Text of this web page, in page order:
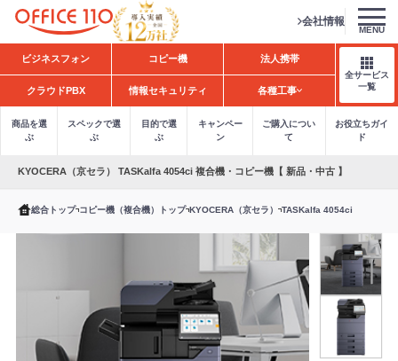
H
o
会社情報
MENU
ビジネスフォン コピー機 法人携帯
クラウドPBX 情報セキュリティ 各種工事
全サービス
一覧
商品を選
ぶ
スペックで選
ぶ
目的で選
ぶ
キャンペー
ン
ご購入につい
て
お役立ちガイ
ド
KYOCERA（京セラ） TASKalfa 4054ci 複合機・コピー機【 新品・中古 】
総合トップ コピー機（複合機）トップ KYOCERA（京セラ） TASKalfa 4054ci